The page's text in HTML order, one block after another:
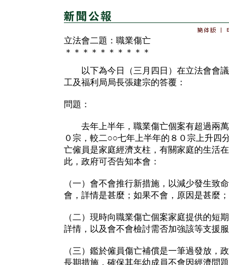
立法會二題：職業傷亡
＊＊＊＊＊＊＊＊＊＊
以下為今日（三月四日）在立法會會議
工及福利局局長張建宗的答覆：
問題：
去年上半年，職業傷亡個案有超過兩萬
０宗，較二○○七年上半年的８０宗上升四
亡僱員是家庭經濟支柱，有關家庭的生活
此，政府可否告知本會：
（一）會不會推行新措施，以減少發生致
會，詳情是甚麼；如果不會，原因是甚麼；
（二）現時向職業傷亡個案家庭提供的短
詳情，以及會不會檢討需否加強該等支援
（三）鑑於僱員傷亡補償是一筆過發放，
長期措施，確保其年幼成員不會因經濟問